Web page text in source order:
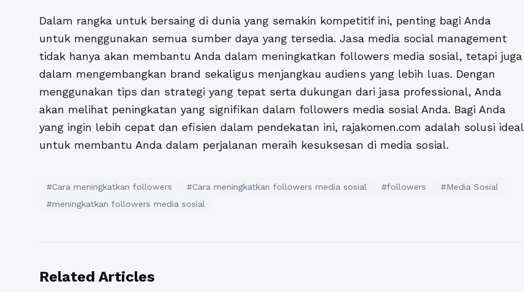
Dalam rangka untuk bersaing di dunia yang semakin kompetitif ini, penting bagi Anda
untuk menggunakan semua sumber daya yang tersedia. Jasa media social management
tidak hanya akan membantu Anda dalam meningkatkan followers media sosial, tetapi juga
dalam mengembangkan brand sekaligus menjangkau audiens yang lebih luas. Dengan
menggunakan tips dan strategi yang tepat serta dukungan dari jasa professional, Anda
akan melihat peningkatan yang signifikan dalam followers media sosial Anda. Bagi Anda
yang ingin lebih cepat dan efisien dalam pendekatan ini, rajakomen.com adalah solusi ideal
untuk membantu Anda dalam perjalanan meraih kesuksesan di media sosial.
#Cara meningkatkan followers #Cara meningkatkan followers media sosial #followers
#Media Sosial
#meningkatkan followers media sosial
Related Articles